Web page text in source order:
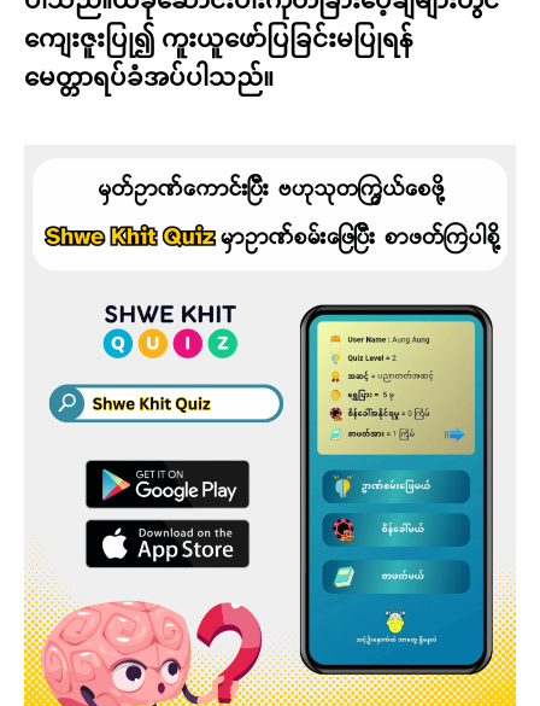
ကျေးဇူးပြု၍ ကူးယူဖော်ပြခြင်းမပြုရန်
မေတ္တာရပ်ခံအပ်ပါသည်။